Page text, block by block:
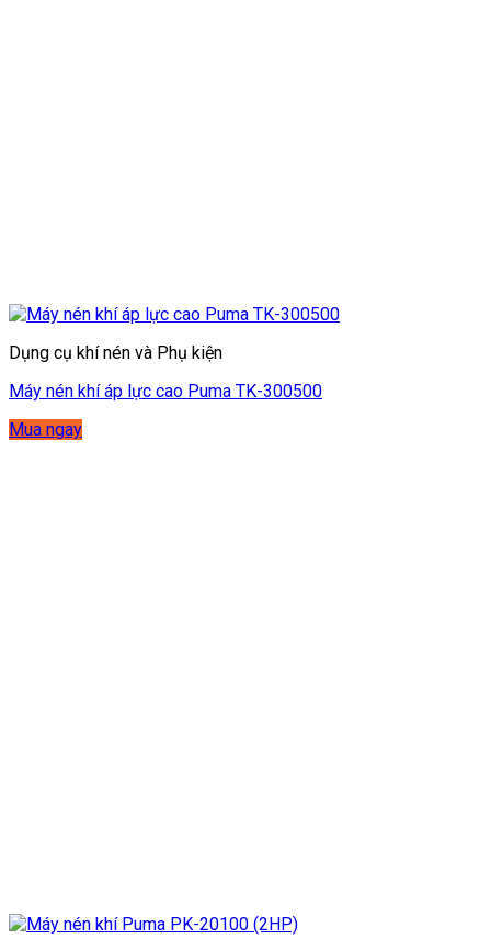
Dụng cụ khí nén và Phụ kiện
Máy nén khí áp lực cao Puma TK-300500
Mua ngay